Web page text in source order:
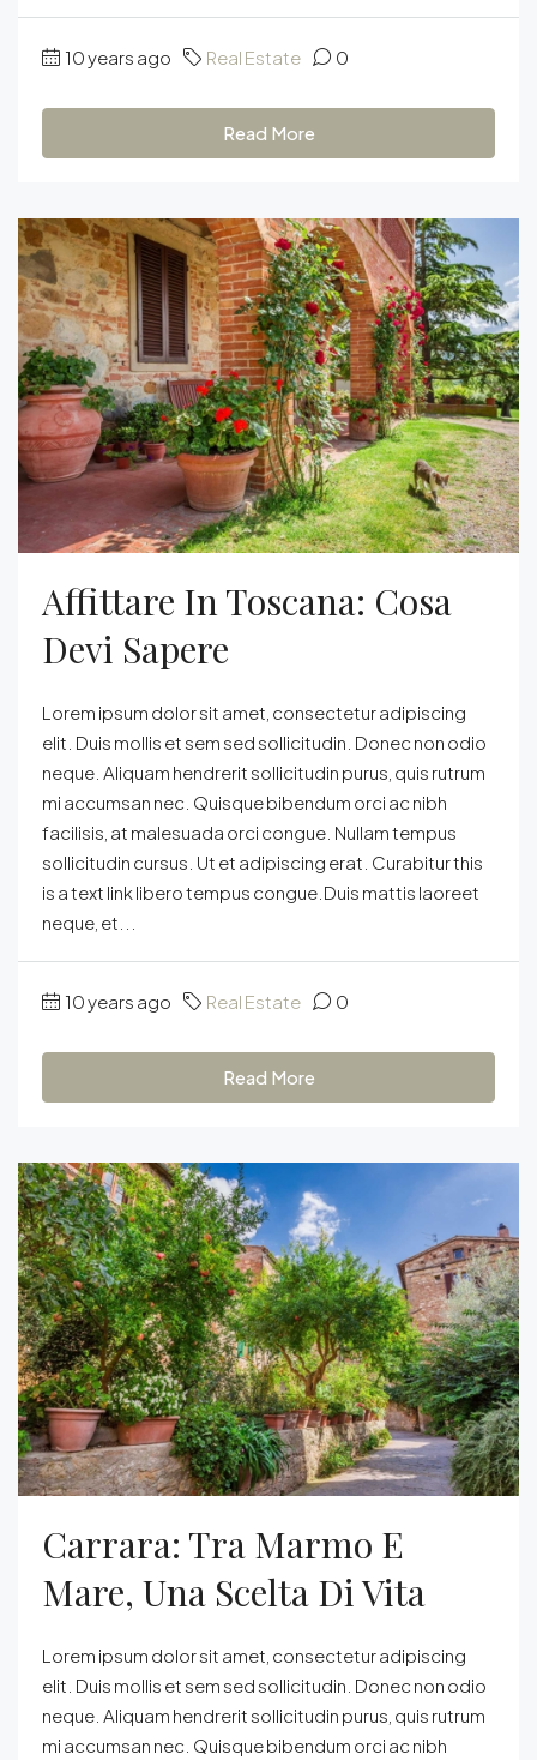
10 years ago Real Estate 0
Read More
Affittare In Toscana: Cosa
Devi Sapere
Lorem ipsum dolor sit amet, consectetur adipiscing
elit. Duis mollis et sem sed sollicitudin. Donec non odio
neque. Aliquam hendrerit sollicitudin purus, quis rutrum
mi accumsan nec. Quisque bibendum orci ac nibh
facilisis, at malesuada orci congue. Nullam tempus
sollicitudin cursus. Ut et adipiscing erat. Curabitur this
is a text link libero tempus congue.Duis mattis laoreet
neque, et...
10 years ago Real Estate 0
Read More
Carrara: Tra Marmo E
Mare, Una Scelta Di Vita
Lorem ipsum dolor sit amet, consectetur adipiscing
elit. Duis mollis et sem sed sollicitudin. Donec non odio
neque. Aliquam hendrerit sollicitudin purus, quis rutrum
mi accumsan nec. Quisque bibendum orci ac nibh